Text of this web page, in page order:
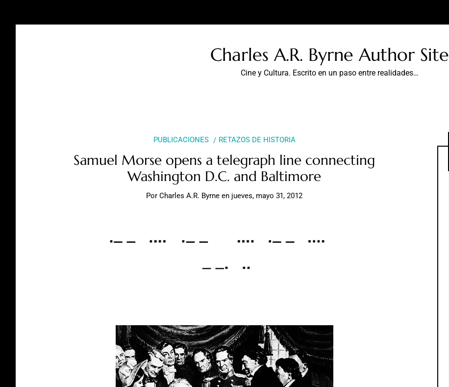
Charles A.R. Byrne Author Site
Cine y Cultura. Escrito en un paso entre realidades…
PUBLICACIONES RETAZOS DE HISTORIA
Samuel Morse opens a telegraph line connecting
Washington D.C. and Baltimore
PorCharles A.R. Byrne en jueves, mayo 31, 2012